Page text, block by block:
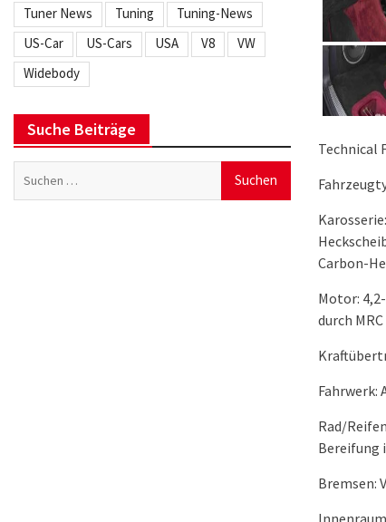
Technical
Carbon-
Motor:
durch
Rad/
Bereifung
Bremsen:
Tuner News
Tuning
Tuning-News
US-Car
US-Cars USA V8
VW
Widebody
Suche Beiträge